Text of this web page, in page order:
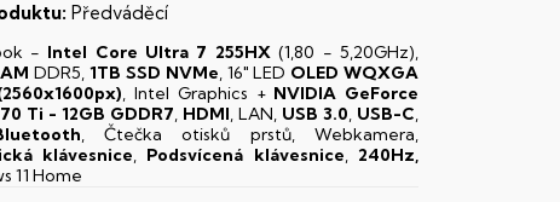
Předváděcí
- Intel Core Ultra 7 255HX(1,80 - 5,20GHz),
DDR5,1TB SSD NVMe, 16" LED OLED WQXGA
, Intel Graphics + NVIDIA GeForce
Ti - 12GB GDDR7, HDMI, LAN, USB 3.0, USB-C,
, Čtečka otisků prstů, Webkamera,
klávesnice, Podsvícená klávesnice, 240Hz,
11 Home